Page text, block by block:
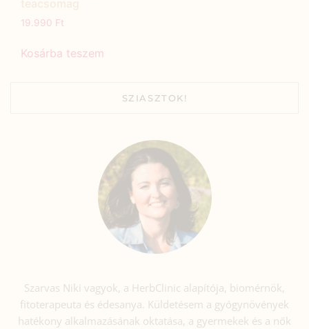
19.990 Ft
Kosárba teszem
SZIASZTOK!
Szarvas Niki vagyok, a HerbClinic alapítója, biomérnök,
fitoterapeuta és édesanya. Küldetésem a gyógynövények
hatékony alkalmazásának oktatása, a gyermekek és a nők